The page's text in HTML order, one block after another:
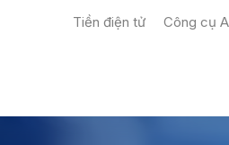
Tiền điện tử Công cụ